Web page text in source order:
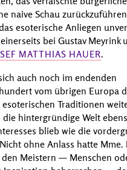
naive Schau
esoterische Anliegen
bei Gustav Meyrink
MATTHIAS HAUER.
auch noch im endenden
vom übrigen Europa
esoterischen Traditionen
hintergründige Welt
blieb wie die
ohne Anlass hatte Mme.
Meistern — Menschen